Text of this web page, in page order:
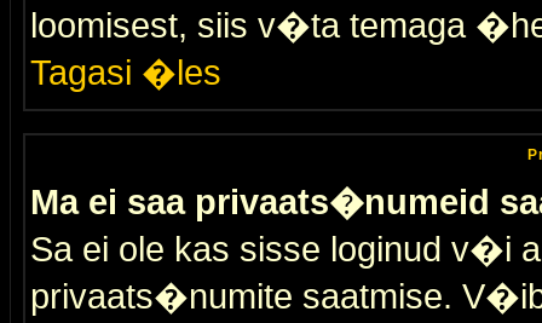
loomisest, siis v�ta temaga
Tagasi �les
Ma ei saa privaats�numeid
Sa ei ole kas sisse loginud v�i
privaats�numite saatmise.